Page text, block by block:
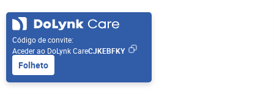
Código de convite:
Aceder ao DoLynk CareCJKEBFKY
Folheto